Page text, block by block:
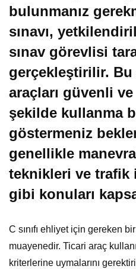
bulunmanız
sınavı,
sınav görevlisi
gerçekleştirilir. Bu
araçları güvenli
şekilde kullanma
göstermeniz
genellikle
teknikleri ve trafik
gibi konuları
C sınıfı ehliyet için gereken
muayenedir. Ticari araç
kriterlerine uymalarını